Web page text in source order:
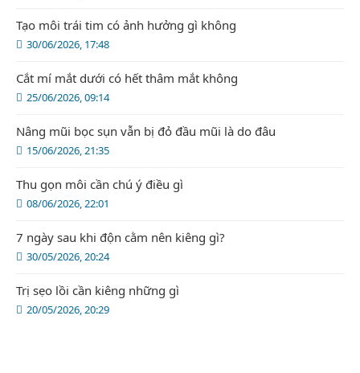
30/06/2026, 17:48
Tạo môi trái tim có ảnh hưởng gì không
25/06/2026, 09:14
Cắt mí mắt dưới có hết thâm mắt không
15/06/2026, 21:35
Nâng mũi bọc sụn vẫn bị đỏ đầu mũi là do đâu
08/06/2026, 22:01
Thu gọn môi cần chú ý điều gì
30/05/2026, 20:24
7 ngày sau khi độn cằm nên kiêng gì?
20/05/2026, 20:29
Trị sẹo lồi cần kiêng những gì